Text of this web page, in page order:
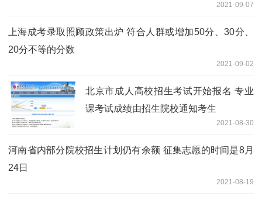
2021-09-07
上海成考录取照顾政策出炉 符合人群或增加50分、30分、
20分不等的分数
2021-09-02
北京市成人高校招生考试开始报名 专业
课考试成绩由招生院校通知考生
2021-08-30
河南省内部分院校招生计划仍有余额 征集志愿的时间是8月
24日
2021-08-19